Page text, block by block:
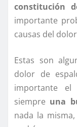
constitución
importante
causas del
Estas son
dolor de
importante el
siempre una
nada la